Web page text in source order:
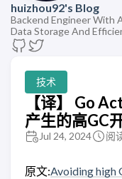
huizhou92's Blog
Backend Engineer With
Data Storage And
技术
【译】 Go
产生的高GC
Jul 24, 2024 阅
原文:Avoiding high